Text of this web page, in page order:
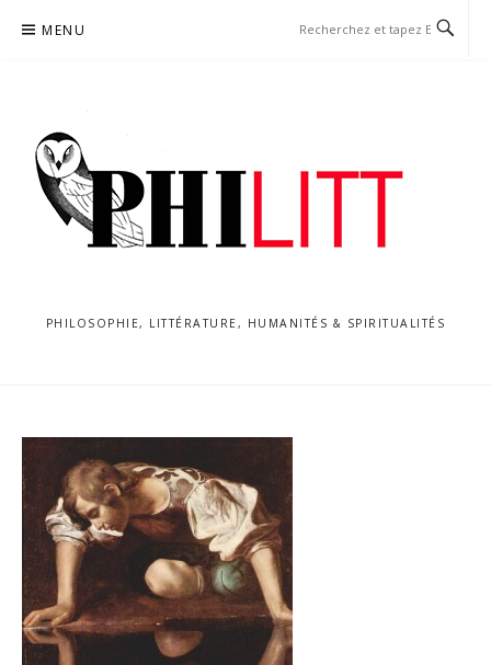
MENU
PHILOSOPHIE, LITTÉRATURE, HUMANITÉS & SPIRITUALITÉS